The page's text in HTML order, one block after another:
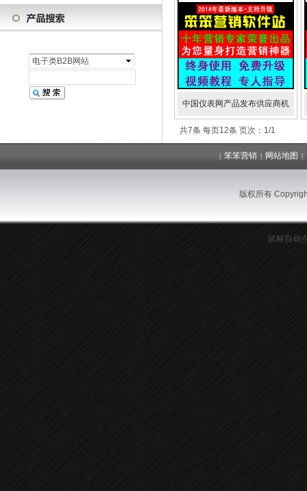
电子类B2B网站
中国仪表网产品发布供应商机
共7条 每页12条 页次：1/1
| 笨笨营销 | 网站地图 |
版权所有
鼠标自动